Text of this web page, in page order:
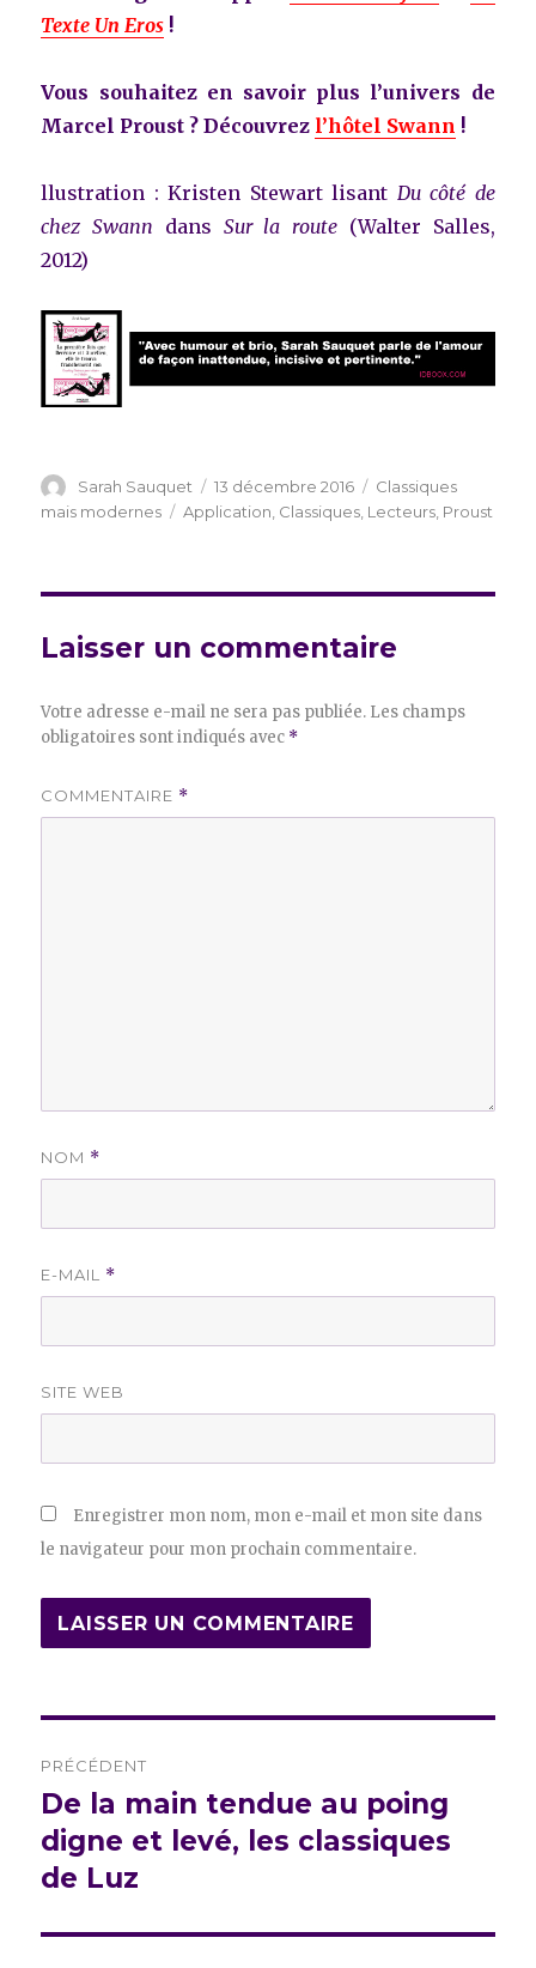
Texte Un Eros !
Vous souhaitez en savoir plus l’univers de
Marcel Proust ? Découvrez l’hôtel Swann !
llustration : Kristen Stewart lisant Du côté de
chez Swann dans Sur la route (Walter Salles,
2012)
Auteur
Sarah Sauquet
Publié
le
13 décembre 2016 Catégories
Classiques
mais modernes
Étiquettes
Application Classiques Lecteurs Proust
Laisser un commentaire
Votre adresse e-mail ne sera pas publiée. Les champs
obligatoires sont indiqués avec *
COMMENTAIRE *
NOM *
E-MAIL *
SITE WEB
Enregistrer mon nom, mon e-mail et mon site dans
le navigateur pour mon prochain commentaire.
de
l’article
PRÉCÉDENT
Publication
précédente :
De la main tendue au poing
digne et levé, les classiques
de Luz